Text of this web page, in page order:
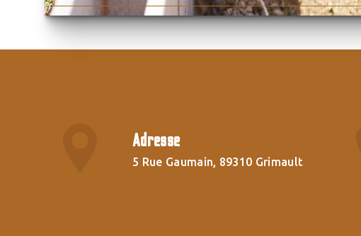
Adresse
5 Rue Gaumain, 89310 Grimault